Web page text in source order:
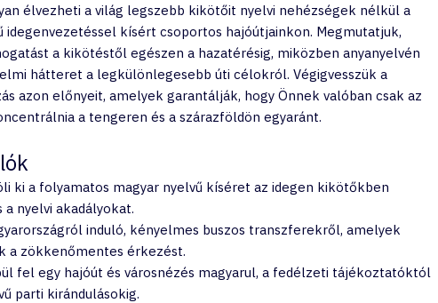
élvezheti a világ legszebb kikötőit nyelvi nehézségek nélkül a
idegenvezetéssel kísért csoportos hajóútjainkon. Megmutatjuk,
a kikötéstől egészen a hazatérésig, miközben anyanyelvén
hátteret a legkülönlegesebb úti célokról. Végigvesszük a
azon előnyeit, amelyek garantálják, hogy Önnek valóban csak az
a tengeren és a szárazföldön egyaránt.
ki a folyamatos magyar nyelvű kíséret az idegen kikötőkben
nyelvi akadályokat.
induló, kényelmes buszos transzferekről, amelyek
a zökkenőmentes érkezést.
fel egy hajóút és városnézés magyarul, a fedélzeti tájékoztatóktól
parti kirándulásokig.